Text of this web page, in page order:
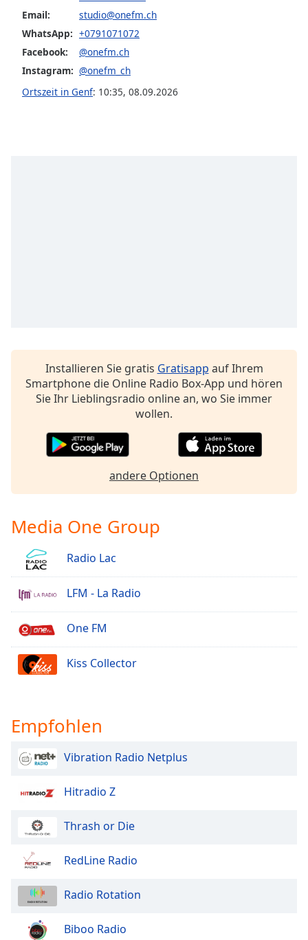
Font
Family
Done
Email:
studio@onefm.ch
WhatsApp: +0791071072
Facebook:
@onefm.ch
Instagram: @onefm_ch
Ortszeit in Genf: 10:35, 08.09.2026
Installieren Sie gratis Gratisapp auf Ihrem
Smartphone die Online Radio Box-App und hören
Sie Ihr Lieblingsradio online an, wo Sie immer
wollen.
andere Optionen
Media One Group
Radio Lac
LFM - La Radio
One FM
Kiss Collector
Empfohlen
Vibration Radio Netplus
Hitradio Z
Thrash or Die
RedLine Radio
Radio Rotation
Biboo Radio